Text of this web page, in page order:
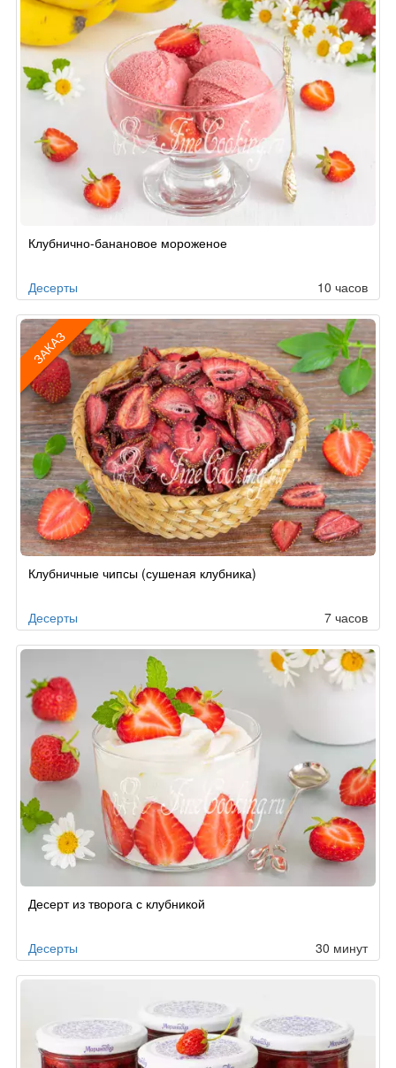
Клубнично-банановое мороженое
Десерты 10 часов
ЗАКАЗ
поКлубничные чипсы (сушеная клубника)
Десерты 7 часов
Десерт из творога с клубникой
Десерты 30 минут